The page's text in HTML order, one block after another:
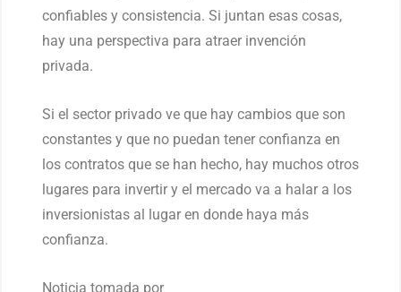
confiables y consistencia. Si juntan esas cosas,
hay una perspectiva para atraer invención
privada.
Si el sector privado ve que hay cambios que son
constantes y que no puedan tener confianza en
los contratos que se han hecho, hay muchos otros
lugares para invertir y el mercado va a halar a los
inversionistas al lugar en donde haya más
confianza.
Noticia tomada por